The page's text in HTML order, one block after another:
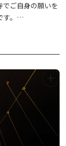
ョー
ございま
ご自身の願いを
。
でを自分好みに
にお越しくださ
、なるほど！と